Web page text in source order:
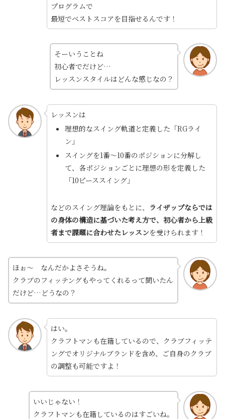
プログラムで
最短でベストスコアを目指せるんです！
そーいうことね
初心者でだけど…
レッスンスタイルはどんな感じなの？
レッスンは
理想的なスイング軌道と定義した「RGライ
ン」
スイングを1番～10番のポジションに分解し
て、各ポジションごとに理想の形を定義した
「10ピーススイング」
などのスイング理論をもとに、
ライザップならでは
の身体の構造に基づいた考え方で、初心者から上級
者まで課題に合わせたレッスンを受けられます！
ほぉ～ なんだかよさそうね。
クラブのフィッテングもやってくれるって聞いたん
だけど…どうなの？
はい。
クラフトマンも在籍しているので、クラブフィッテ
ングでオリジナルブランドを含め、ご自身のクラブ
の調整も可能ですよ！
いいじゃない！
クラフトマンも在籍しているのはすごいね。